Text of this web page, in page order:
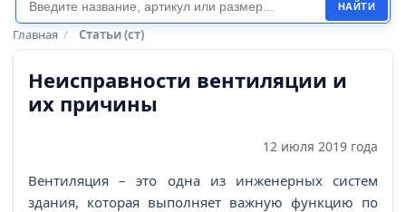
НАЙТИ
Главная / Статьи (ст)
Неисправности вентиляции и
их причины
12 июля 2019 года
Вентиляция – это одна из инженерных систем
здания, которая выполняет важную функцию по